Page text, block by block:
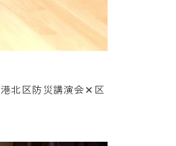
北区防災講演会✕区